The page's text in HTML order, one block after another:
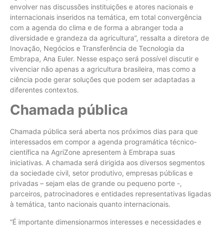
envolver nas discussões instituições e atores nacionais e
internacionais inseridos na temática, em total convergência
com a agenda do clima e de forma a abranger toda a
diversidade e grandeza da agricultura”, ressalta a diretora de
Inovação, Negócios e Transferência de Tecnologia da
Embrapa, Ana Euler. Nesse espaço será possível discutir e
vivenciar não apenas a agricultura brasileira, mas como a
ciência pode gerar soluções que podem ser adaptadas a
diferentes contextos.
Chamada pública
Chamada pública será aberta nos próximos dias para que
interessados em compor a agenda programática técnico-
científica na AgriZone apresentem à Embrapa suas
iniciativas. A chamada será dirigida aos diversos segmentos
da sociedade civil, setor produtivo, empresas públicas e
privadas – sejam elas de grande ou pequeno porte -,
parceiros, patrocinadores e entidades representativas ligadas
à temática, tanto nacionais quanto internacionais.
“É importante dimensionarmos interesses e necessidades e